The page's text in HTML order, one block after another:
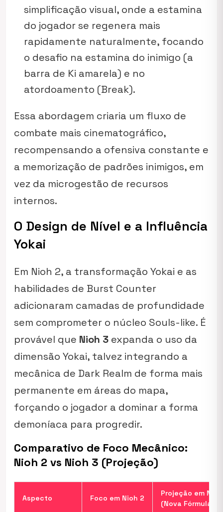
simplificação visual, onde a estamina
do jogador se regenera mais
rapidamente naturalmente, focando
o desafio na estamina do inimigo (a
barra de Ki amarela) e no
atordoamento (Break).
Essa abordagem criaria um fluxo de
combate mais cinematográfico,
recompensando a ofensiva constante e
a memorização de padrões inimigos, em
vez da microgestão de recursos
internos.
O Design de Nível e a Influência
Yokai
Em Nioh 2, a transformação Yokai e as
habilidades de Burst Counter
adicionaram camadas de profundidade
sem comprometer o núcleo Souls-like. É
provável que Nioh 3 expanda o uso da
dimensão Yokai, talvez integrando a
mecânica de Dark Realm de forma mais
permanente em áreas do mapa,
forçando o jogador a dominar a forma
demoníaca para progredir.
Comparativo de Foco Mecânico:
Nioh 2 vs Nioh 3 (Projeção)
Aspecto Foco em Nioh 2
Projeção em
(Nova Fórmula)